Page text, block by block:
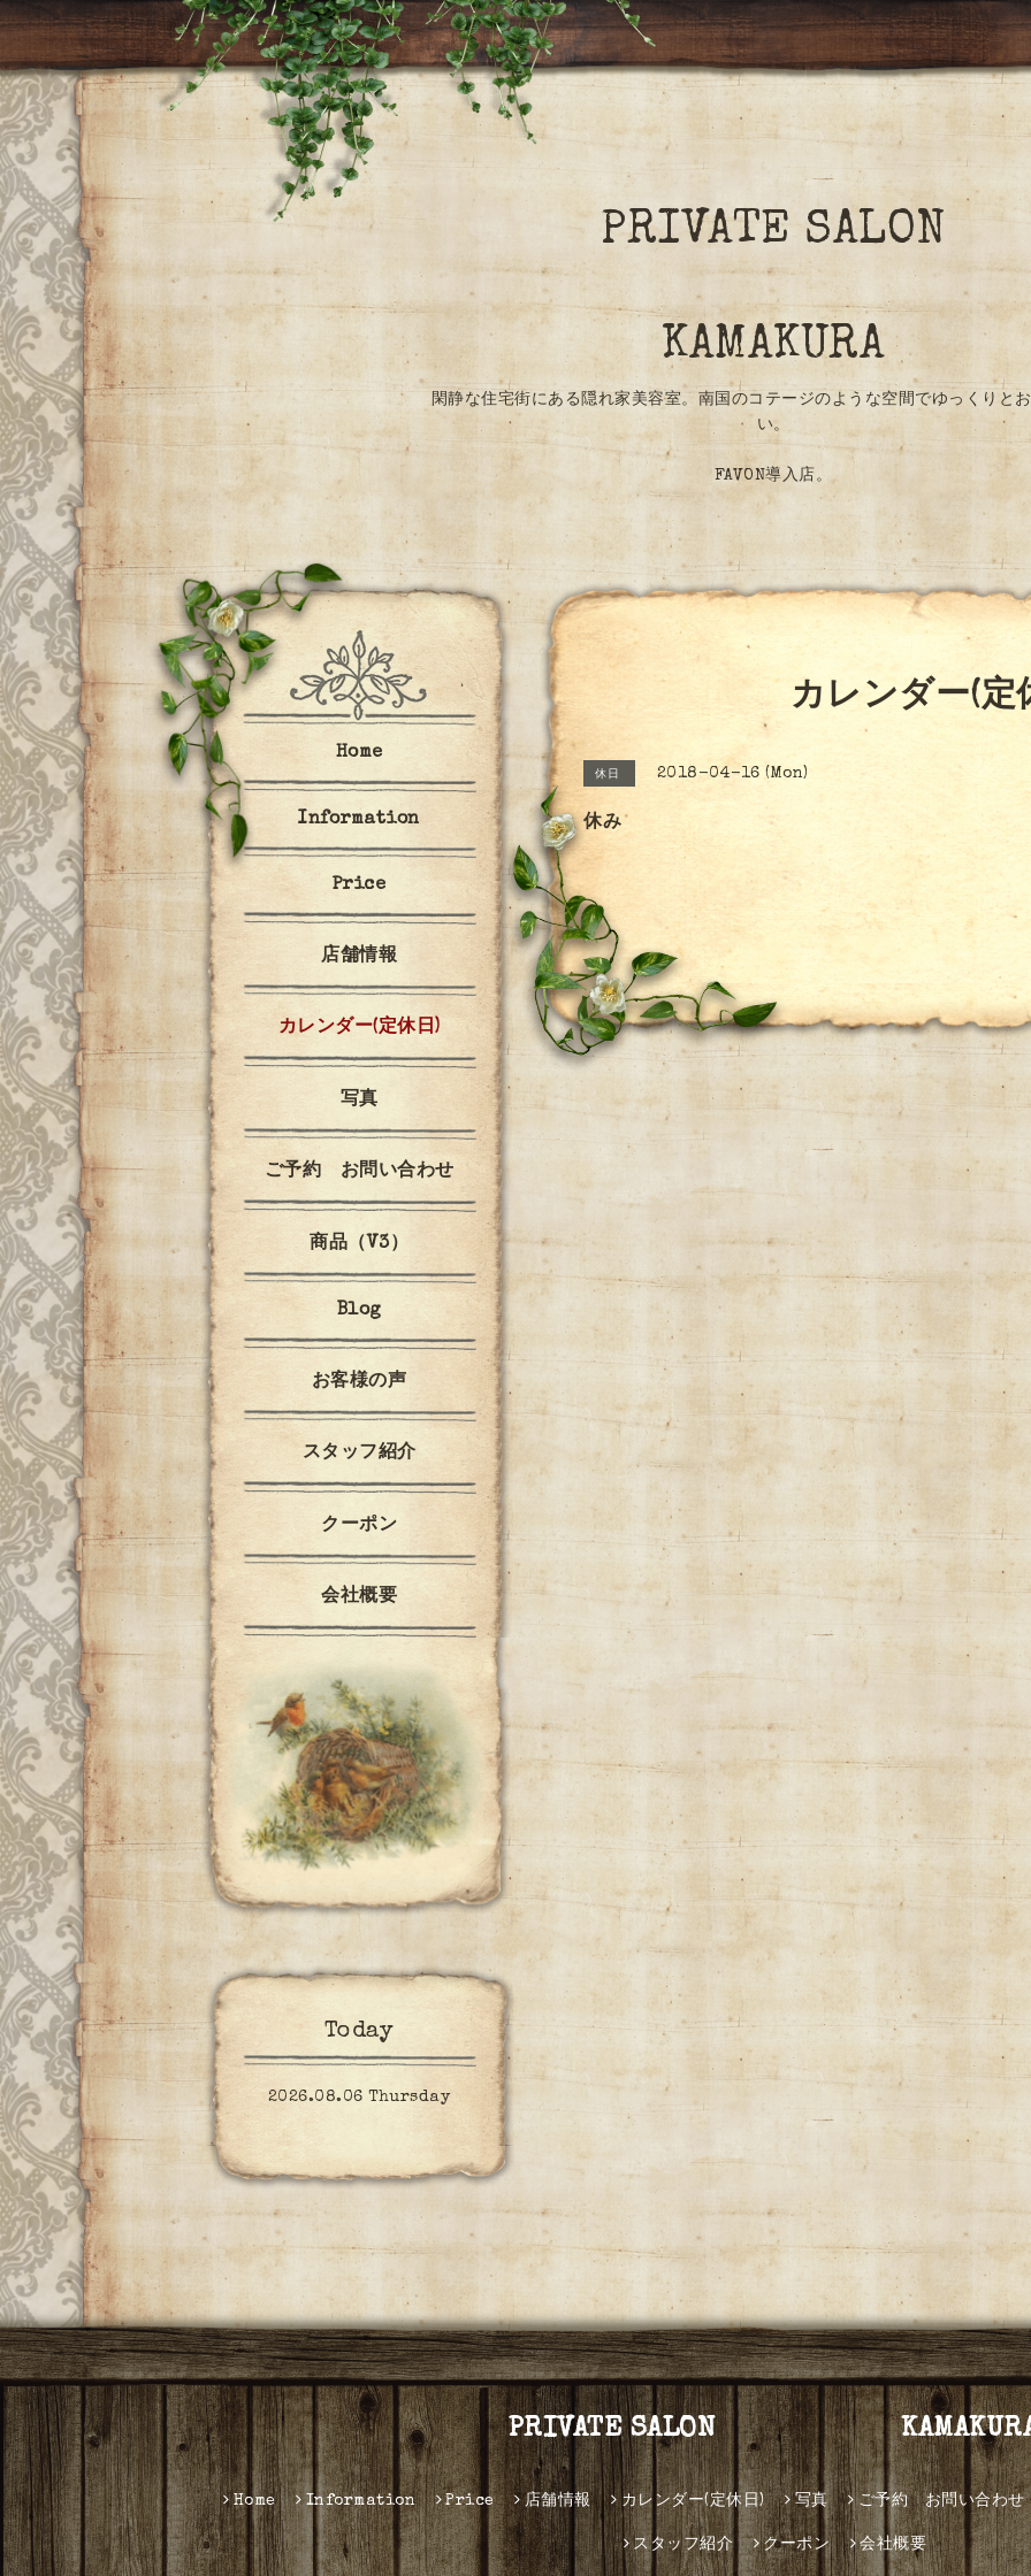
PRIVATE SALON
KAMAKURA
閑静な住宅街にある隠れ家美容室。南国のコテージのような空間でゆっくりと
い。
FAVON導入店。
カレンダー(定
休日 2018-04-16 (Mon)
休み
Home
Information
Price
店舗情報
カレンダー(定休日)
写真
ご予約 お問い合わせ
商品（V3）
Blog
お客様の声
スタッフ紹介
クーポン
会社概要
Today
2026.08.06 Thursday
PRIVATE SALON
Home Information Price 店舗情報 カレンダー(定休日) 写真 ご予約 お問い合わせ
スタッフ紹介 クーポン 会社概要